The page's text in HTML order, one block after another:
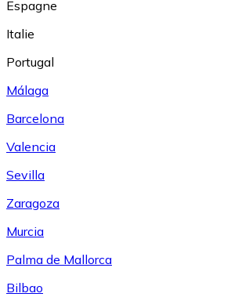
Espagne
Italie
Portugal
Málaga
Barcelona
Valencia
Sevilla
Zaragoza
Murcia
Palma de Mallorca
Bilbao